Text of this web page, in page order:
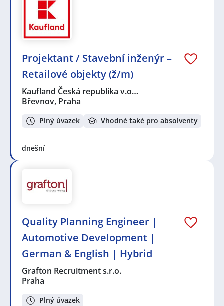
Projektant / Stavební inženýr –
Retailové objekty (ž/m)
Kaufland Česká republika v.o…
Břevnov, Praha
Plný úvazek Vhodné také pro absolventy
dnešní
Quality Planning Engineer |
Automotive Development |
German & English | Hybrid
Grafton Recruitment s.r.o.
Praha
Plný úvazek